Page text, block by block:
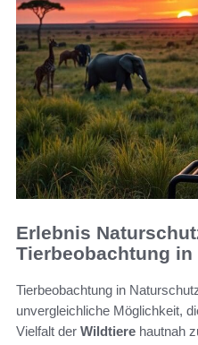
Erlebnis
Tierbeobachtung
Tierbeobachtung in
unvergleichliche Möglichkeit,
Vielfalt der Wildtiere hautnah